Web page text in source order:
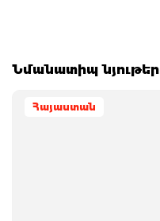
Նմանատիպ նյութեր
Հայաստան